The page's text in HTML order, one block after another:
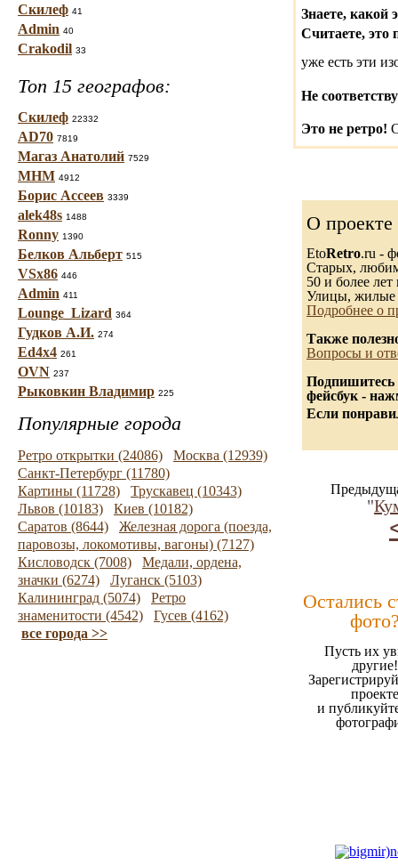
Скилеф 41
Admin 40
Crakodil 33
Топ 15 географов:
Скилеф 22332
AD70 7819
Магаз Анатолий 7529
МНМ 4912
Борис Ассеев 3339
alek48s 1488
Ronny 1390
Белков Альберт 515
VSx86 446
Admin 411
Lounge_Lizard 364
Гудков А.И. 274
Ed4x4 261
OVN 237
Рыковкин Владимир 225
Популярные города
Ретро открытки (24086)
Москва (12939)
Санкт-Петербург (11780)
Картины (11728)
Трускавец (10343)
Львов (10183)
Киев (10182)
Саратов (8644)
Железная дорога (поезда,
паровозы, локомотивы, вагоны) (7127)
Кисловодск (7008)
Медали, ордена,
значки (6274)
Луганск (5103)
Калининград (5074)
Ретро
знаменитости (4542)
Гусев (4162)
все города >>
Знаете, какой
Считаете, это
уже есть эти
Не
Это не ретро!
О проекте
EtoRetro.ru -
Старых,
50 и более лет
Улицы, жилые
Подробнее о
Также
Вопросы и
Подпишитесь
фейсбук -
Если
"
Остались
Пусть их
другие!
проекте
и